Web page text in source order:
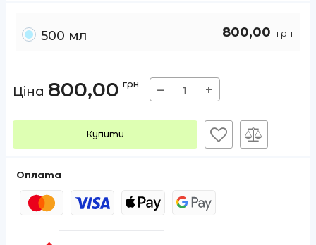
500 мл 800,00 грн
Ціна 800,00 грн − +
Купити
Оплата